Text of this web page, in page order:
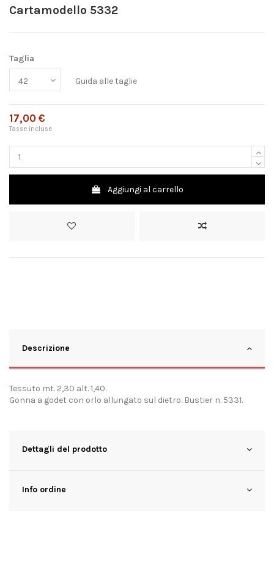
Cartamodello 5332
Taglia
Guida alle taglie
17,00 €
Tasse incluse
Aggiungi al carrello
Descrizione
Tessuto mt. 2,30 alt. 1,40.
Gonna a godet con orlo allungato sul dietro. Bustier n. 5331.
Dettagli del prodotto
Info ordine